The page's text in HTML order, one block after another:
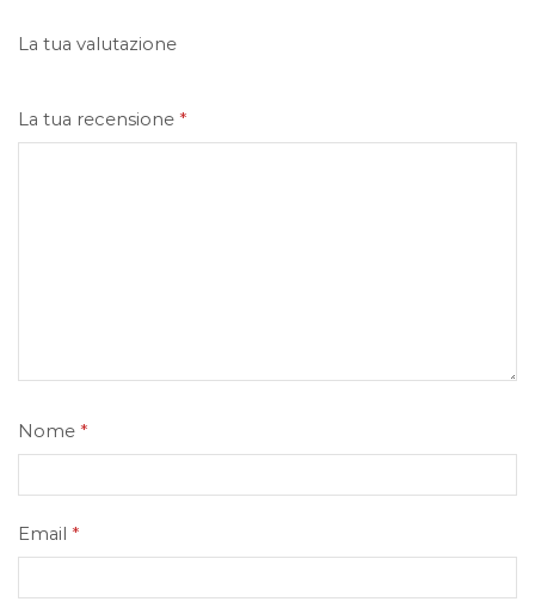
La tua valutazione
La tua recensione *
Nome *
Email *